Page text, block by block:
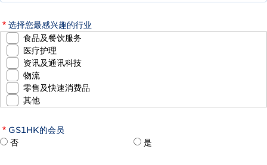
选择您最感兴趣的行业
食品及餐饮服务
医疗护理
资讯及通讯科技
物流
零售及快速消费品
其他
GS1HK的会员
否
是